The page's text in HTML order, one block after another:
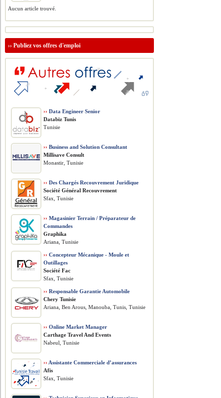
Aucun article trouvé.
››Publiez vos offres d'emploi
›› Data Engineer Senior
Databiz Tunis
Tunisie
›› Business and Solution Consultant
Millisave Consult
Monastir, Tunisie
›› Des Chargés Recouvrement Juridique
Société Général Recouvrement
Sfax, Tunisie
›› Magasinier Terrain / Préparateur de
Commandes
Graphika
Ariana, Tunisie
›› Concepteur Mécanique - Moule et
Outillages
Société Fac
Sfax, Tunisie
›› Responsable Garantie Automobile
Chery Tunisie
Ariana, Ben Arous, Manouba, Tunis, Tunisie
›› Online Market Manager
Carthage Travel And Events
Nabeul, Tunisie
›› Assistante Commerciale d’assurances
Afis
Sfax, Tunisie